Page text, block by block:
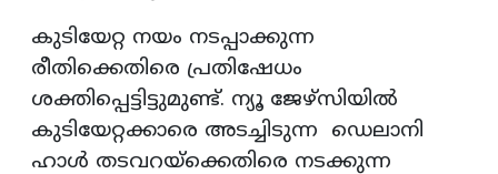
കുടിയേറ്റ നയം നടപ്പാക്കുന്ന
രീതിക്കെതിരെ പ്രതിഷേധം
ശക്തിപ്പെട്ടിട്ടുമുണ്ട്. ന്യൂ ജേഴ്സിയിൽ
കുടിയേറ്റക്കാരെ അടച്ചിടുന്ന ഡെലാനി
ഹാൾ തടവറയ്‌ക്കെതിരെ നടക്കുന്ന